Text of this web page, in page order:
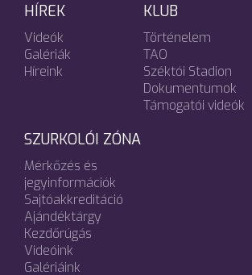
HÍREK
Videók
Galériák
Híreink
KLUB
Történelem
TAO
Széktói Stadion
Dokumentumok
Támogatói videók
SZURKOLÓI ZÓNA
Mérkőzés és
jegyinformációk
Sajtóakkreditáció
Ajándéktárgy
Kezdőrúgás
Videóink
Galériáink